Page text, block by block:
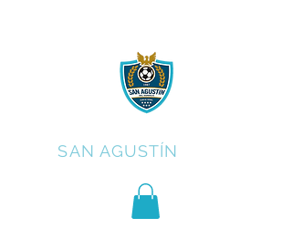
SAN AGUSTÍN